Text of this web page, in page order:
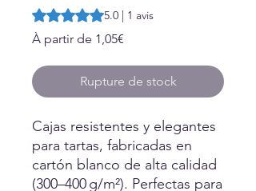
La note est de 5.0 sur cinq étoiles selon
5.0 | 1 avis
À partir de 1,05€
Rupture de stock
Cajas resistentes y elegantes
para tartas, fabricadas en
cartón blanco de alta calidad
(300–400 g/m²). Perfectas para